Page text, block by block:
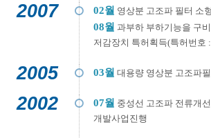
2007 02월 영상분 고조파 필터 소
08월 과부하 부하기능을 구
저감장치 특허획득(특허번호
2005 03월 대용량 영상분 고조파
2002 07월 중성선 고조파 전류개
개발사업진행